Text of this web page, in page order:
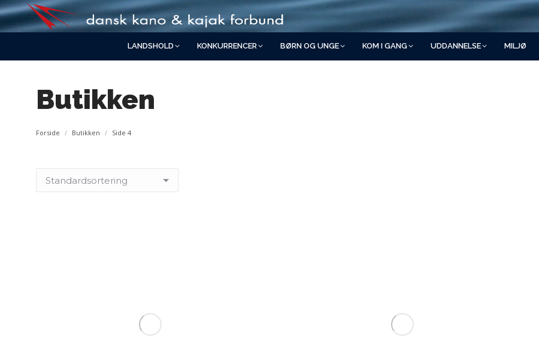
LANDSHOLD KONKURRENCER BØRN OG UNGE KOM I GANG UDDANNELSE MILJØ
Butikken
You are here:
Forside Butikken Side 4